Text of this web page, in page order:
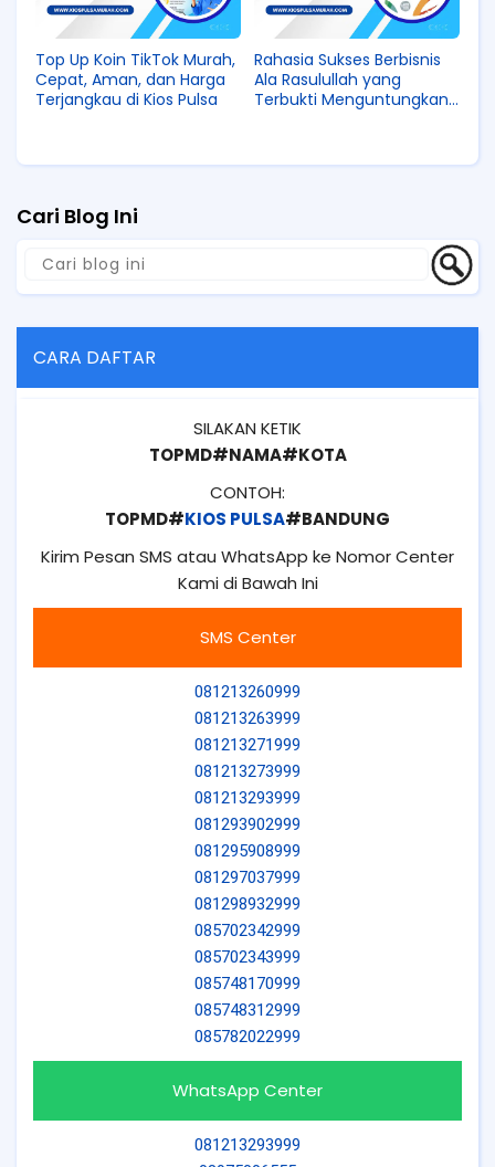
Top Up Koin TikTok Murah,
Cepat, Aman, dan Harga
Terjangkau di Kios Pulsa
Rahasia Sukses Berbisnis
Ala Rasulullah yang
Terbukti Menguntungkan
Cari Blog Ini
CARA DAFTAR
SILAKAN KETIK
TOPMD#NAMA#KOTA
CONTOH:
TOPMD#KIOS PULSA#BANDUNG
Kirim Pesan SMS atau WhatsApp ke Nomor Center
Kami di Bawah Ini
SMS Center
081213260999
081213263999
081213271999
081213273999
081213293999
081293902999
081295908999
081297037999
081298932999
085702342999
085702343999
085748170999
085748312999
085782022999
WhatsApp Center
081213293999